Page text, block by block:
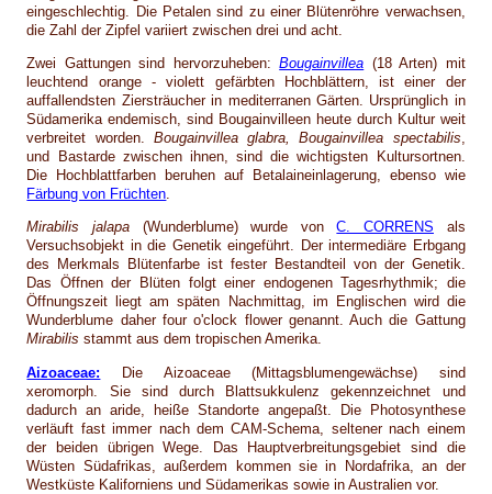
eingeschlechtig. Die Petalen sind zu einer Blütenröhre verwachsen,
die Zahl der Zipfel variiert zwischen drei und acht.
Zwei Gattungen sind hervorzuheben:Bougainvillea (18 Arten) mit
leuchtend orange - violett gefärbten Hochblättern, ist einer der
auffallendsten Ziersträucher in mediterranen Gärten. Ursprünglich in
Südamerika endemisch, sind Bougainvilleen heute durch Kultur weit
verbreitet worden. Bougainvillea glabra, Bougainvillea spectabilis,
und Bastarde zwischen ihnen, sind die wichtigsten Kultursortnen.
Die Hochblattfarben beruhen auf Betalaineinlagerung, ebenso wie
Färbung von Früchten.
Mirabilis jalapa (Wunderblume) wurde vonC. CORRENS als
Versuchsobjekt in die Genetik eingeführt. Der intermediäre Erbgang
des Merkmals Blütenfarbe ist fester Bestandteil von der Genetik.
Das Öffnen der Blüten folgt einer endogenen Tagesrhythmik; die
Öffnungszeit liegt am späten Nachmittag, im Englischen wird die
Wunderblume daher four o'clock flower genannt. Auch die Gattung
Mirabilisstammt aus dem tropischen Amerika.
Aizoaceae: Die Aizoaceae (Mittagsblumengewächse) sind
xeromorph. Sie sind durch Blattsukkulenz gekennzeichnet und
dadurch an aride, heiße Standorte angepaßt. Die Photosynthese
verläuft fast immer nach dem CAM-Schema, seltener nach einem
der beiden übrigen Wege. Das Hauptverbreitungsgebiet sind die
Wüsten Südafrikas, außerdem kommen sie in Nordafrika, an der
Westküste Kaliforniens und Südamerikas sowie in Australien vor.